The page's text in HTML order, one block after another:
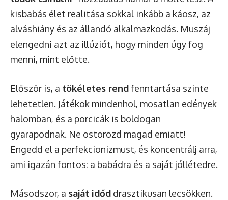
kisbabás élet realitása sokkal inkább a káosz, az
alváshiány és az állandó alkalmazkodás. Muszáj
elengedni azt az illúziót, hogy minden úgy fog
menni, mint előtte.
Először is, a tökéletes rendfenntartása szinte
lehetetlen. Játékok mindenhol, mosatlan edények
halomban, és a porcicák is boldogan
gyarapodnak. Ne ostorozd magad emiatt!
Engedd el a perfekcionizmust, és koncentrálj arra,
ami igazán fontos: a babádra és a saját jóllétedre.
Másodszor, a saját időd drasztikusan lecsökken.